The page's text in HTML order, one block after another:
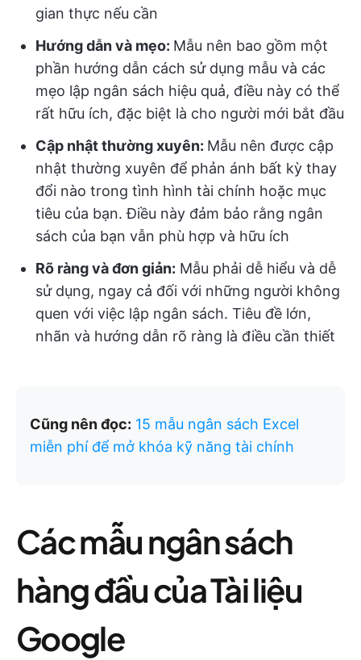
gian thực nếu cần
Hướng dẫn và mẹo: Mẫu nên bao gồm một
phần hướng dẫn cách sử dụng mẫu và các
mẹo lập ngân sách hiệu quả, điều này có thể
rất hữu ích, đặc biệt là cho người mới bắt đầu
Cập nhật thường xuyên: Mẫu nên được cập
nhật thường xuyên để phản ánh bất kỳ thay
đổi nào trong tình hình tài chính hoặc mục
tiêu của bạn. Điều này đảm bảo rằng ngân
sách của bạn vẫn phù hợp và hữu ích
Rõ ràng và đơn giản: Mẫu phải dễ hiểu và dễ
sử dụng, ngay cả đối với những người không
quen với việc lập ngân sách. Tiêu đề lớn,
nhãn và hướng dẫn rõ ràng là điều cần thiết
Cũng nên đọc: 15 mẫu ngân sách Excel
miễn phí để mở khóa kỹ năng tài chính
Các mẫu ngân sách
hàng đầu của Tài liệu
Google